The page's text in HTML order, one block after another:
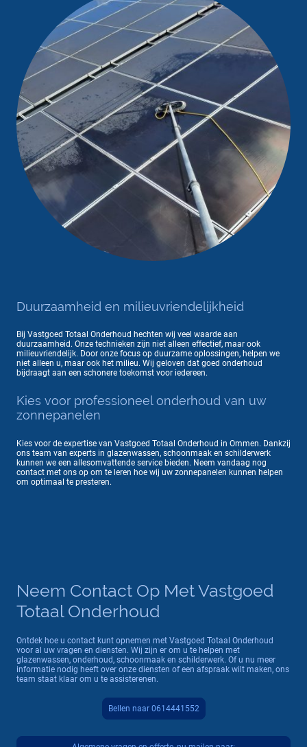
Duurzaamheid en milieuvriendelijkheid
Bij Vastgoed Totaal Onderhoud hechten wij veel waarde aan
duurzaamheid. Onze technieken zijn niet alleen effectief, maar ook
milieuvriendelijk. Door onze focus op duurzame oplossingen, helpen we
niet alleen u, maar ook het milieu. Wij geloven dat goed onderhoud
bijdraagt aan een schonere toekomst voor iedereen.
Kies voor professioneel onderhoud van uw
zonnepanelen
Kies voor de expertise van Vastgoed Totaal Onderhoud in Ommen. Dankzij
ons team van experts in glazenwassen, schoonmaak en schilderwerk
kunnen we een allesomvattende service bieden. Neem vandaag nog
contact met ons op om te leren hoe wij uw zonnepanelen kunnen helpen
om optimaal te presteren.
Neem Contact Op Met Vastgoed
Totaal Onderhoud
Ontdek hoe u contact kunt opnemen met Vastgoed Totaal Onderhoud
voor al uw vragen en diensten. Wij zijn er om u te helpen met
glazenwassen, onderhoud, schoonmaak en schilderwerk. Of u nu meer
informatie nodig heeft over onze diensten of een afspraak wilt maken, ons
team staat klaar om u te assisterenen.
Bellen naar 0614441552